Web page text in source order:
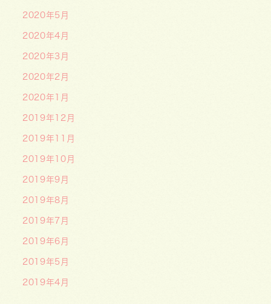
2020年5月
2020年4月
2020年3月
2020年2月
2020年1月
2019年12月
2019年11月
2019年10月
2019年9月
2019年8月
2019年7月
2019年6月
2019年5月
2019年4月